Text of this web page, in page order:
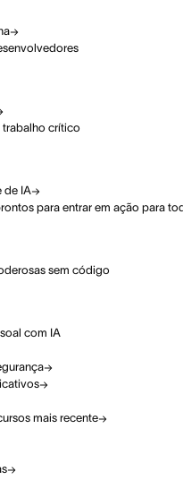
trabalho crítico
de IA
para entrar em ação para
sem código
com IA
mais recente